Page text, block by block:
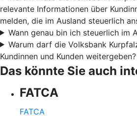
relevante Informationen über
melden, die im Ausland steuerlich
Wann genau bin ich steuerlich im
Warum darf die Volksbank
Kundinnen und Kunden weitergeben?
Das könnte Sie auch
FATCA
FATCA